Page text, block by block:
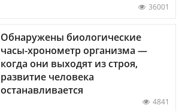
36001
Обнаружены биологические
часы-хронометр организма —
когда они выходят из строя,
развитие человека
останавливается
4841